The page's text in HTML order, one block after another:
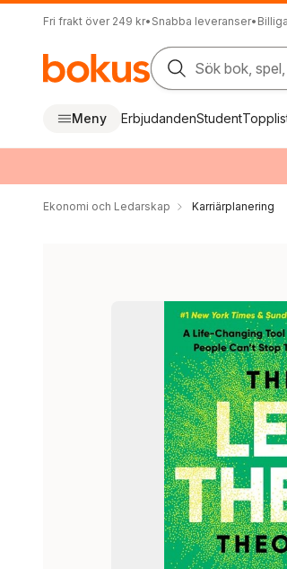
Fri frakt över 249 kr• Snabba leveranser•
Sök bok,
Meny ErbjudandenStudent
Ekonomi och Ledarskap Karriärplanering